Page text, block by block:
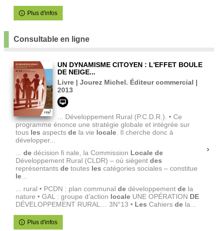
Plus d'infos
Consultable en ligne
UN DYNAMISME CITOYEN : L'EFFET BOULE
DE NEIGE...
Livre | Jourez Michel. Éditeur commercial |
2013
... Développement Rural (P.C.D.R.). • Ce
programme énonce une stratégie globale et intégrée sur
tous les aspects de la vie locale. Il cherche donc à
développer...
... de décision fi nale, la Commission Locale de
Développement Rural (CLDR) – où siègent des
représentants de toutes les catégories sociales – constitue
le...
... rural • PCDN : plan communal de développement de la
nature • GAL : groupe d’action locale UNE OPÉRATION DE
DÉVELOPPEMENT RURAL… 3N°13 • Les Cahiers de la...
Plus d'infos